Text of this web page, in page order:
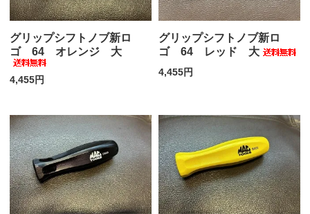
グリップシフトノブ新ロ
ゴ 64 オレンジ 大
4,455円
グリップシフトノブ新ロ
ゴ 64 レッド 大
4,455円